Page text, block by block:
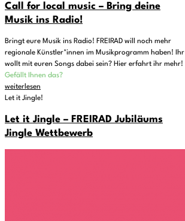
Call for local music – Bring deine
Musik ins Radio!
Bringt eure Musik ins Radio! FREIRAD will noch mehr
regionale Künstler*innen im Musikprogramm haben! Ihr
wollt mit euren Songs dabei sein? Hier erfahrt ihr mehr!
Gefällt Ihnen das?
weiterlesen
Let it Jingle!
Let it Jingle – FREIRAD Jubiläums
Jingle Wettbewerb